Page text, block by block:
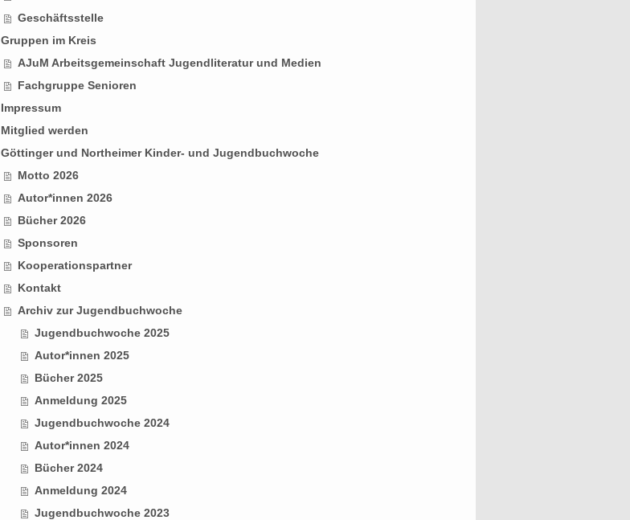
Geschäftsstelle
Gruppen im Kreis
AJuM Arbeitsgemeinschaft Jugendliteratur und Medien
Fachgruppe Senioren
Impressum
Mitglied werden
Göttinger und Northeimer Kinder- und Jugendbuchwoche
Motto 2026
Autor*innen 2026
Bücher 2026
Sponsoren
Kooperationspartner
Kontakt
Archiv zur Jugendbuchwoche
Jugendbuchwoche 2025
Autor*innen 2025
Bücher 2025
Anmeldung 2025
Jugendbuchwoche 2024
Autor*innen 2024
Bücher 2024
Anmeldung 2024
Jugendbuchwoche 2023